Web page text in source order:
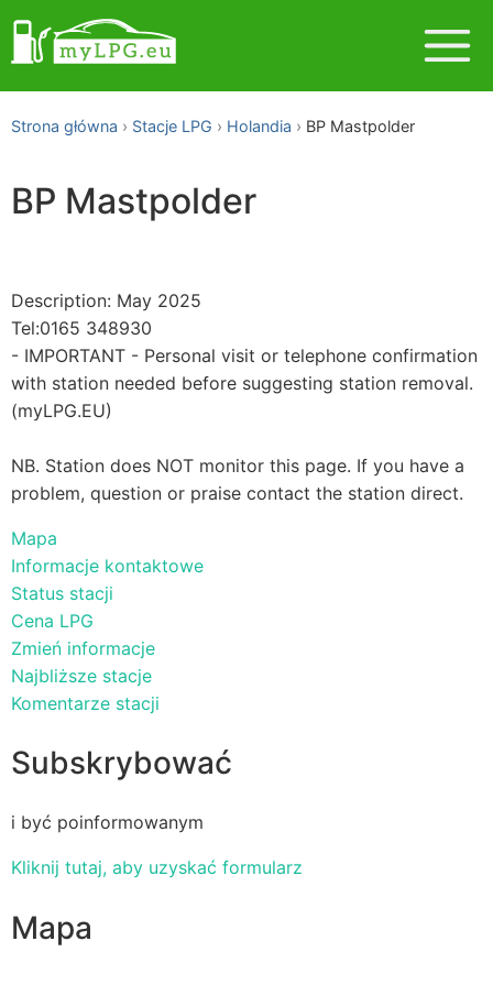
Strona główna Stacje LPG Holandia BP Mastpolder
BP Mastpolder
Description: May 2025
Tel:0165 348930
- IMPORTANT - Personal visit or telephone confirmation
with station needed before suggesting station removal.
(myLPG.EU)
NB. Station does NOT monitor this page. If you have a
problem, question or praise contact the station direct.
Mapa
Informacje kontaktowe
Status stacji
Cena LPG
Zmień informacje
Najbliższe stacje
Komentarze stacji
Subskrybować
i być poinformowanym
Kliknij tutaj, aby uzyskać formularz
Mapa